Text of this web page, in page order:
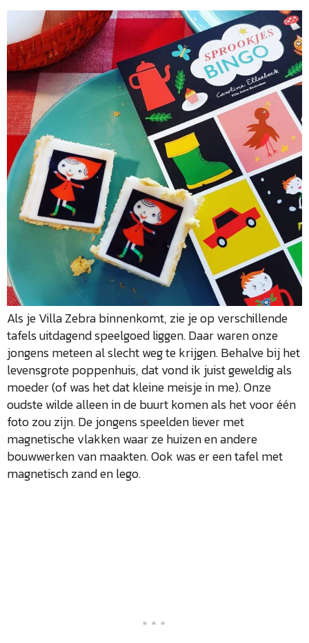
Als je Villa Zebra binnenkomt, zie je op verschillende
tafels uitdagend speelgoed liggen. Daar waren onze
jongens meteen al slecht weg te krijgen. Behalve bij het
levensgrote poppenhuis, dat vond ik juist geweldig als
moeder (of was het dat kleine meisje in me). Onze
oudste wilde alleen in de buurt komen als het voor één
foto zou zijn. De jongens speelden liever met
magnetische vlakken waar ze huizen en andere
bouwwerken van maakten. Ook was er een tafel met
magnetisch zand en lego.